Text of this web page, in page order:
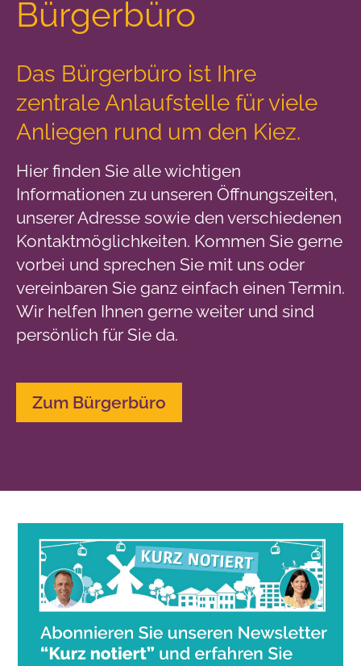
Bürgerbüro
Das Bürgerbüro ist Ihre
zentrale Anlaufstelle für viele
Anliegen rund um den Kiez.
Hier finden Sie alle wichtigen
Informationen zu unseren Öffnungszeiten,
unserer Adresse sowie den verschiedenen
Kontaktmöglichkeiten. Kommen Sie gerne
vorbei und sprechen Sie mit uns oder
vereinbaren Sie ganz einfach einen Termin.
Wir helfen Ihnen gerne weiter und sind
persönlich für Sie da.
Zum Bürgerbüro